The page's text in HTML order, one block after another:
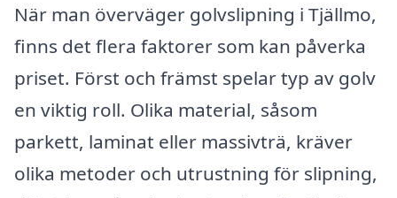
När man överväger golvslipning i Tjällmo,
finns det flera faktorer som kan påverka
priset. Först och främst spelar typ av golv
en viktig roll. Olika material, såsom
parkett, laminat eller massivträ, kräver
olika metoder och utrustning för slipning,